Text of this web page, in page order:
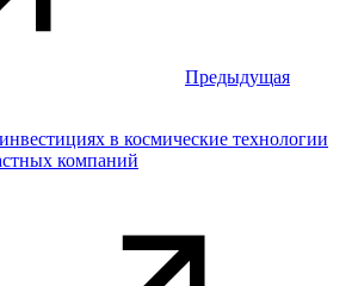
Предыдущая
в космические технологии
компаний